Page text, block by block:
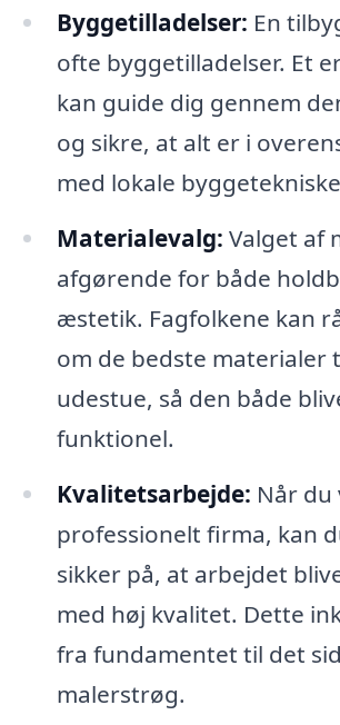
Byggetilladelser: En
ofte byggetilladelser. Et
kan guide dig gennem
og sikre, at alt er i
med lokale
Materialevalg: Valget af
afgørende for både
æstetik. Fagfolkene kan
om de bedste materialer
udestue, så den både
funktionel.
Kvalitetsarbejde: Når
professionelt firma, kan
sikker på, at arbejdet
med høj kvalitet. Dette
fra fundamentet til det
malerstrøg.